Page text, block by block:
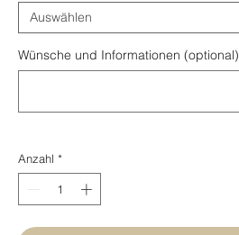
Wünsche und Informationen (optional)
Anzahl *